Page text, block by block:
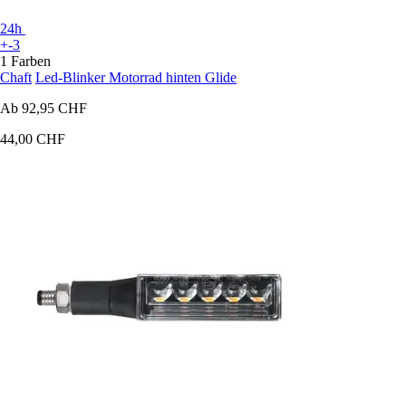
24h
+-3
1 Farben
Chaft Led-Blinker Motorrad hinten Glide
Ab 92,95 CHF
44,00 CHF